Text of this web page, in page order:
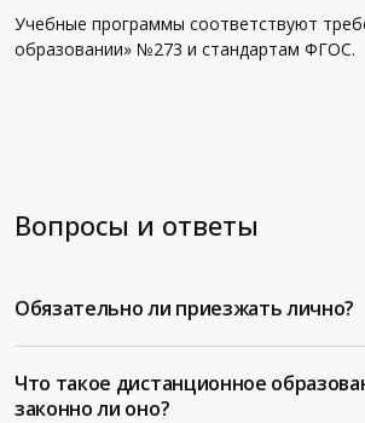
Учебные программы соответствуют
образовании» №273 и стандартам ФГОС.
Вопросы и ответы
Обязательно ли приезжать лично?
Что такое дистанционное
законно ли оно?